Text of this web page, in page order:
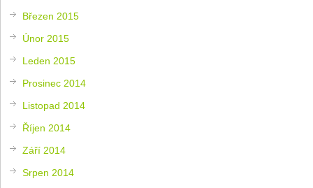
Březen 2015
Únor 2015
Leden 2015
Prosinec 2014
Listopad 2014
Říjen 2014
Září 2014
Srpen 2014